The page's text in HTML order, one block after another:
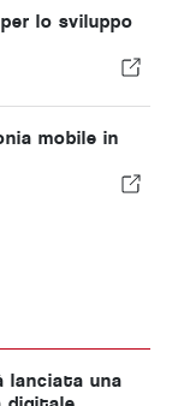
lo sviluppo
mobile in
lanciata una